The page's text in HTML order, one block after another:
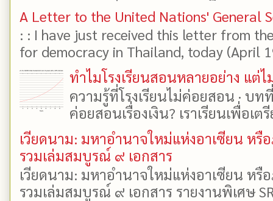
A Letter to the United Nations' General
: : I have just received this letter from
for democracy in Thailand, today (April
ทำไมโรงเรียนสอนหลายอย่าง แต่ไ
ความรู้ที่โรงเรียนไม่ค่อยสอน · บ
ค่อยสอนเรื่องเงิน? เราเรียนเพื่อเต
เวียดนาม: มหาอำนาจใหม่แห่งอาเซียน ห
รวมเล่มสมบูรณ์ ๙ เอกสาร
เวียดนาม: มหาอำนาจใหม่แห่งอาเซียน ห
รวมเล่มสมบูรณ์ ๙ เอกสาร รายงานพิเศษ